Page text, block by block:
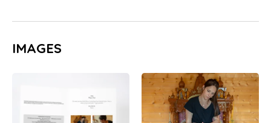
IMAGES